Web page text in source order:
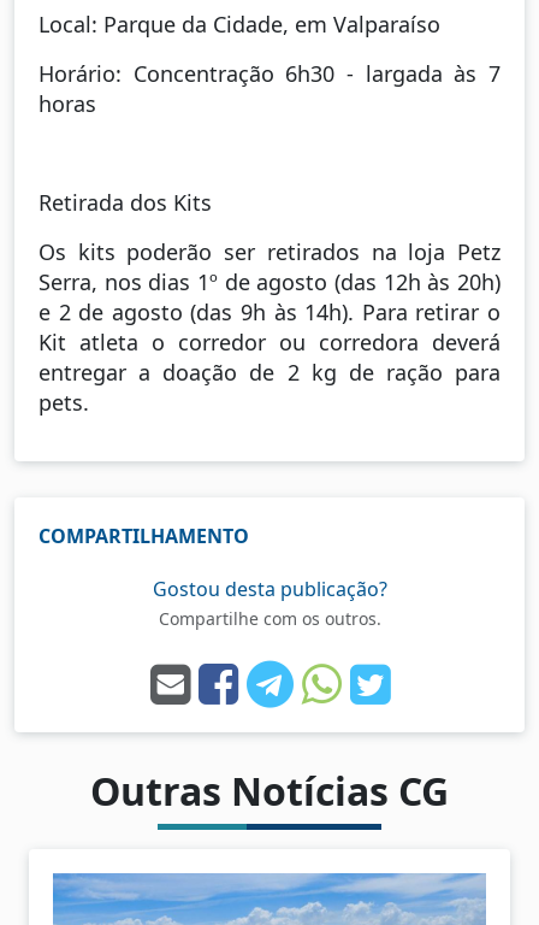
Local: Parque da Cidade, em Valparaíso
Horário: Concentração 6h30 - largada às 7
horas
Retirada dos Kits
Os kits poderão ser retirados na loja Petz
Serra, nos dias 1º de agosto (das 12h às 20h)
e 2 de agosto (das 9h às 14h). Para retirar o
Kit atleta o corredor ou corredora deverá
entregar a doação de 2 kg de ração para
pets.
COMPARTILHAMENTO
Gostou desta publicação?
Compartilhe com os outros.
Outras Notícias CG